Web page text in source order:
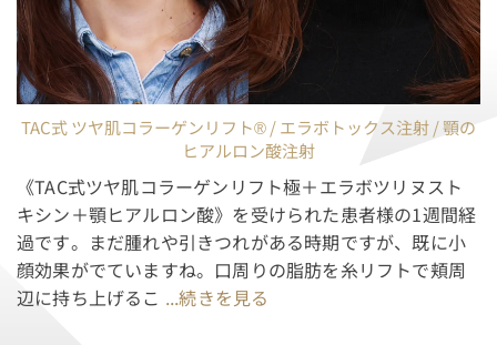
TAC式 ツヤ肌コラーゲンリフト® / エラボトックス注射 / 顎の
ヒアルロン酸注射
《TAC式ツヤ肌コラーゲンリフト極＋エラボツリヌスト
キシン＋顎ヒアルロン酸》を受けられた患者様の1週間経
過です。まだ腫れや引きつれがある時期ですが、既に小
顔効果がでていますね。口周りの脂肪を糸リフトで頬周
辺に持ち上げるこ ...続きを見る